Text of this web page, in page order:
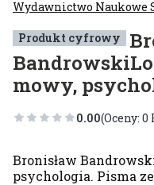
Wydawnictwo Naukowe
Produkt cyfrowy
mowy,
0.00(Oceny: 0
Bronisław
psychologia. Pisma